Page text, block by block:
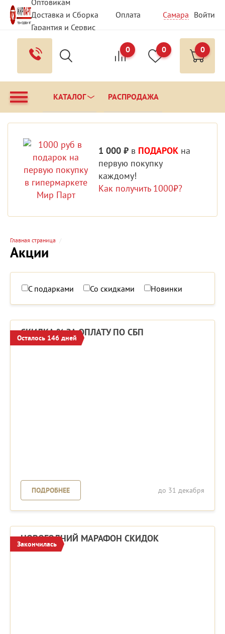
Оптовикам
Доставка и Сборка
Оплата
Гарантия и Сервис
Вопрос - Ответ
Контакты
Самара Войти
0 0 0
КАТАЛОГ РАСПРОДАЖА
1 000 ₽ в ПОДАРОК на
первую покупку
каждому!
Как получить 1000₽?
Главная страница
Акции
С подарками Со скидками Новинки
Осталось 146 дней
СКИДКА % ЗА ОПЛАТУ ПО СБП
ПОДРОБНЕЕ до 31 декабря
Закончилась
НОВОГОДНИЙ МАРАФОН СКИДОК